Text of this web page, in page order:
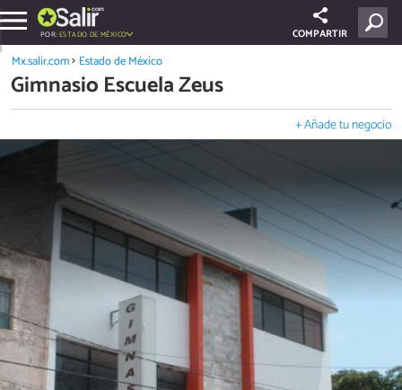
POR: ESTADO DE MÉXICO COMPARTIR
Mx.salir.com Estado de México
Gimnasio Escuela Zeus
+ Añade tu negocio